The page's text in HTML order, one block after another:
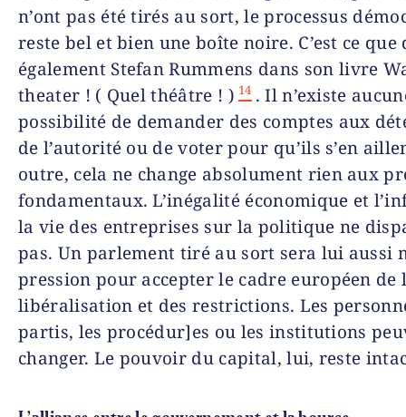
n’ont pas été tirés au sort, le processus
reste bel et bien une boîte noire. C’est ce que
également Stefan Rummens dans son livre
theater ! ( Quel théâtre ! ) 14 . Il n’existe
possibilité de demander des comptes aux
de l’autorité ou de voter pour qu’ils s’en
outre, cela ne change absolument rien aux
fondamentaux. L’inégalité économique et
la vie des entreprises sur la politique ne
pas. Un parlement tiré au sort sera lui aussi
pression pour accepter le cadre européen de
libéralisation et des restrictions. Les
partis, les procédur]es ou les institutions
changer. Le pouvoir du capital, lui, reste